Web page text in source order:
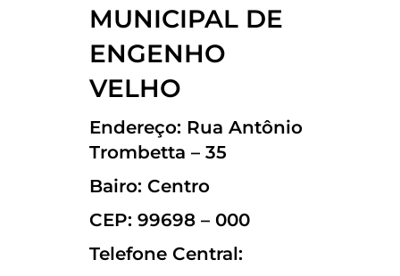
MUNICIPAL DE
ENGENHO
VELHO
Endereço: Rua Antônio
Trombetta – 35
Bairo: Centro
CEP: 99698 – 000
Telefone Central: